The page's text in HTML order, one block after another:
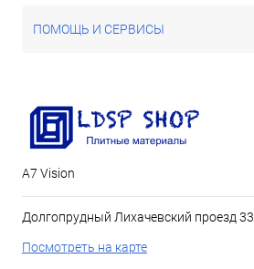
ПОМОЩЬ И СЕРВИСЫ
А7 Vision
Долгопрудный Лихачевский проезд 33
Посмотреть на карте